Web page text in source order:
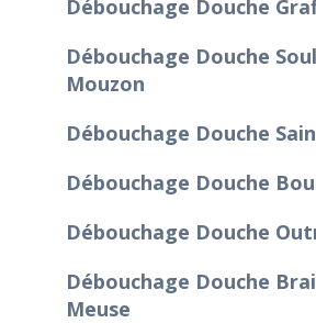
Débouchage Douche
Débouchage Douche
Mouzon
Débouchage Douche
Débouchage Douche
Débouchage Douche
Débouchage Douche
Meuse